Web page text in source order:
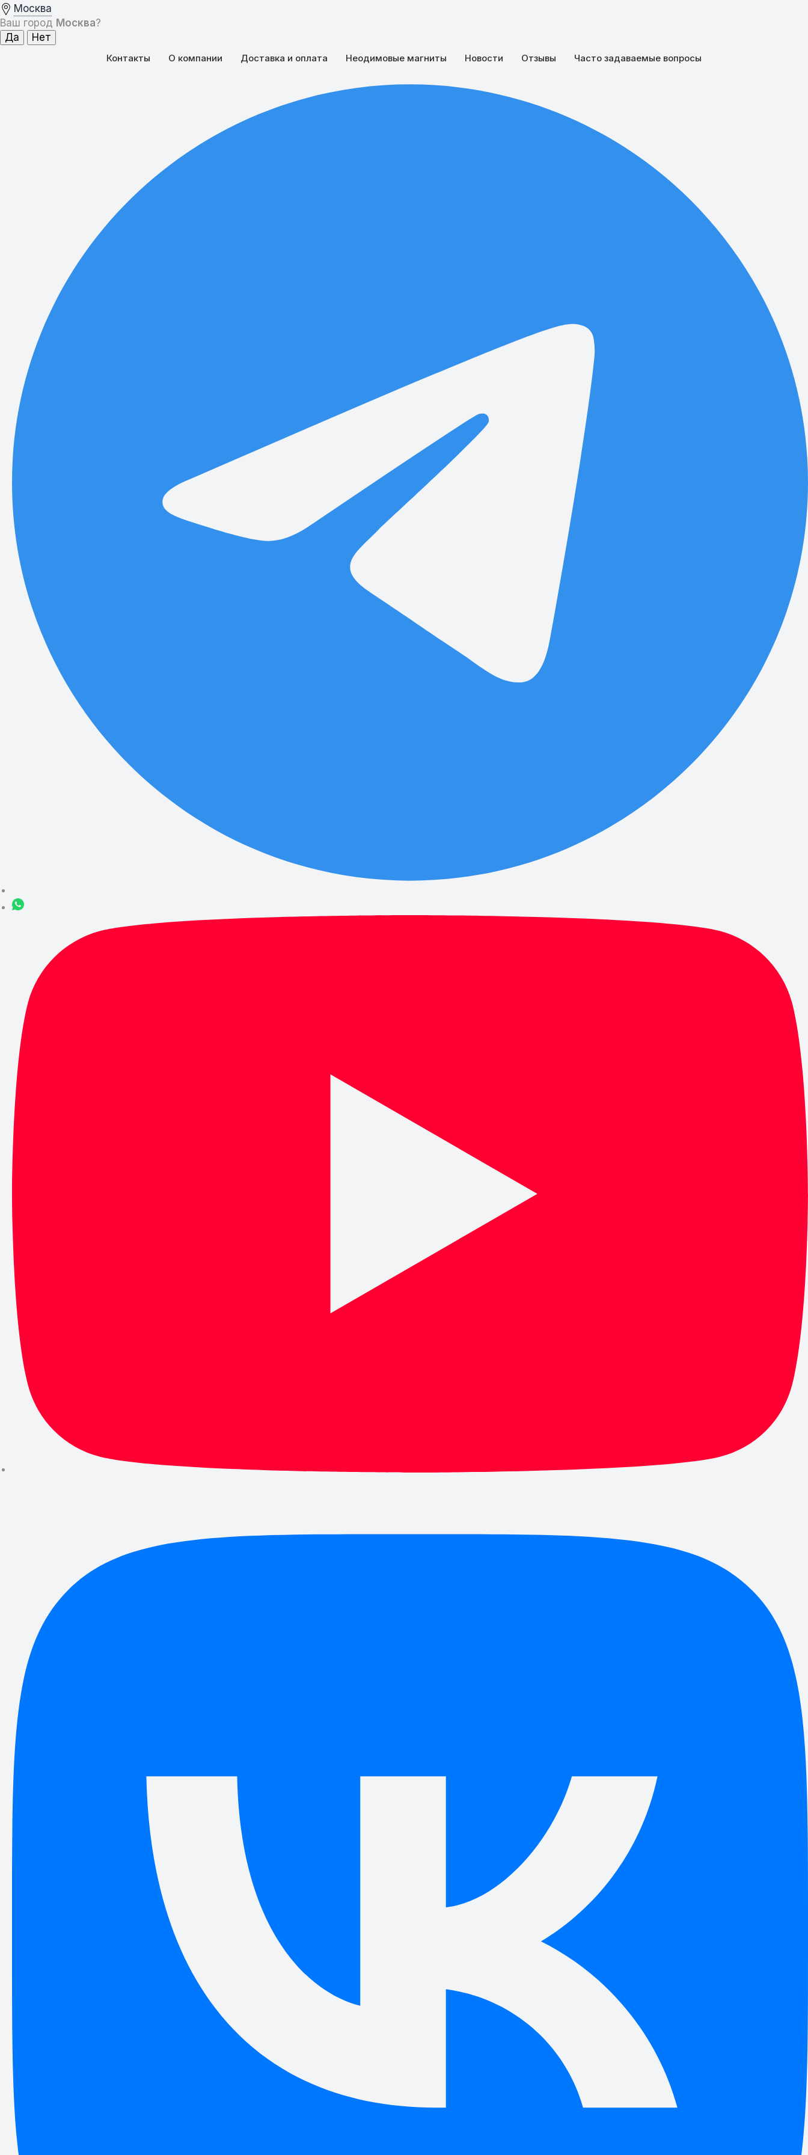
Москва
Ваш город Москва?
Контакты О компании Доставка и оплата Неодимовые магниты Новости Отзывы Часто задаваемые вопросы